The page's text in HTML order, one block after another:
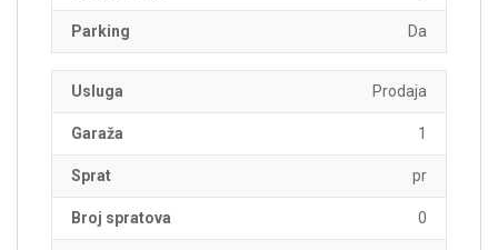
Parking Da
Usluga Prodaja
Garaža 1
Sprat pr
Broj spratova 0